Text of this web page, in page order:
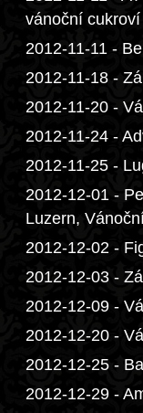
vánoční cukroví
2012-11-11 -
2012-11-18 -
2012-11-20 -
2012-11-24 -
2012-11-25 -
2012-12-01 -
Luzern,
2012-12-02 -
2012-12-03 -
2012-12-09 -
2012-12-20 -
2012-12-25 -
2012-12-29 -